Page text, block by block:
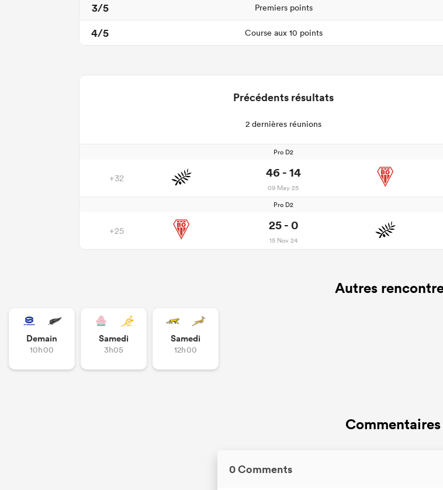
3/5
Premiers points
4/5
Course aux 10 points
Précédents résultats
2 dernières réunions
Pro D2
+32 46 - 14
09 May 25
Pro D2
+25 25 - 0
15 Nov 24
Autres
Demain
10h00
Samedi
3h05
Samedi
12h00
Commentaires
0 Comments